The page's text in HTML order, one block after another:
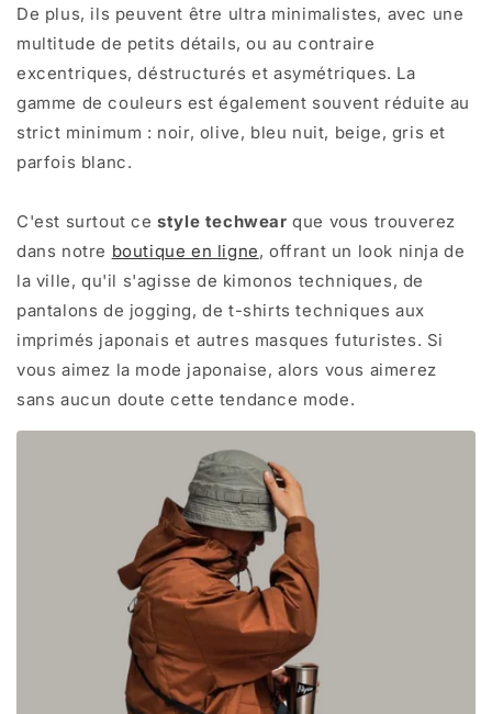
De plus, ils peuvent être ultra minimalistes, avec une
multitude de petits détails, ou au contraire
excentriques, déstructurés et asymétriques. La
gamme de couleurs est également souvent réduite au
strict minimum : noir, olive, bleu nuit, beige, gris et
parfois blanc.
C'est surtout cestyle techwear que vous trouverez
dans notre boutique en ligne, offrant un look ninja de
la ville, qu'il s'agisse de kimonos techniques, de
pantalons de jogging, de t-shirts techniques aux
imprimés japonais et autres masques futuristes. Si
vous aimez la mode japonaise, alors vous aimerez
sans aucun doute cette tendance mode.